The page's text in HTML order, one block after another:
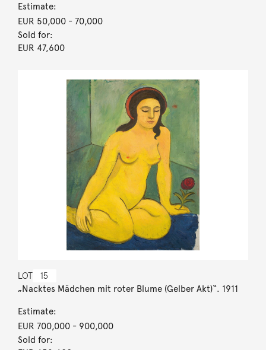
Estimate:
EUR 50,000- 70,000
Sold for:
EUR 47,600
LOT 15
„Nacktes Mädchen mit roter Blume (Gelber Akt)“. 1911
Estimate:
EUR 700,000- 900,000
Sold for: